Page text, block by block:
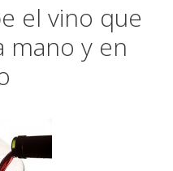
el vino que
mano y en